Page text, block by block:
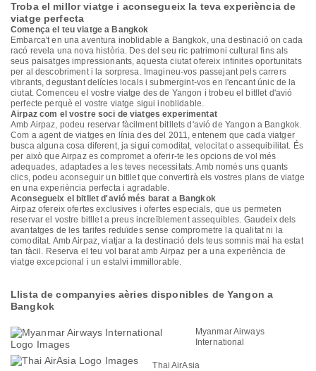
Troba el millor viatge i aconsegueix la teva experiència de
viatge perfecta
Comença el teu viatge a Bangkok
Embarca't en una aventura inoblidable a Bangkok, una destinació on cada
racó revela una nova història. Des del seu ric patrimoni cultural fins als
seus paisatges impressionants, aquesta ciutat ofereix infinites oportunitats
per al descobriment i la sorpresa. Imagineu-vos passejant pels carrers
vibrants, degustant delícies locals i submergint-vos en l'encant únic de la
ciutat. Comenceu el vostre viatge des de Yangon i trobeu el bitllet d'avió
perfecte perquè el vostre viatge sigui inoblidable.
Airpaz com el vostre soci de viatges experimentat
Amb Airpaz, podeu reservar fàcilment bitllets d'avió de Yangon a Bangkok.
Com a agent de viatges en línia des del 2011, entenem que cada viatger
busca alguna cosa diferent, ja sigui comoditat, velocitat o assequibilitat. És
per això que Airpaz es compromet a oferir-te les opcions de vol més
adequades, adaptades a les teves necessitats. Amb només uns quants
clics, podeu aconseguir un bitllet que convertirà els vostres plans de viatge
en una experiència perfecta i agradable.
Aconsegueix el bitllet d'avió més barat a Bangkok
Airpaz ofereix ofertes exclusives i ofertes especials, que us permeten
reservar el vostre bitllet a preus increïblement assequibles. Gaudeix dels
avantatges de les tarifes reduïdes sense comprometre la qualitat ni la
comoditat. Amb Airpaz, viatjar a la destinació dels teus somnis mai ha estat
tan fàcil. Reserva el teu vol barat amb Airpaz per a una experiència de
viatge excepcional i un estalvi immillorable.
Llista de companyies aèries disponibles de Yangon a
Bangkok
Myanmar Airways
International
Thai AirAsia